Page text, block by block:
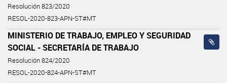
Resolución 823/2020
RESOL-2020-823-APN-ST#MT
MINISTERIO DE TRABAJO, EMPLEO Y SEGURIDAD
SOCIAL - SECRETARÍA DE TRABAJO
Resolución 824/2020
RESOL-2020-824-APN-ST#MT